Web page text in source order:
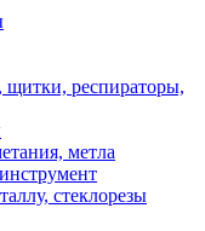
респираторы,
метла
стеклорезы